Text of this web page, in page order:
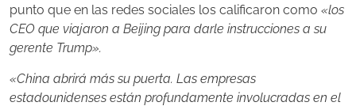
punto que en las redes sociales los calificaron como «los
CEO que viajaron a Beijing para darle instrucciones a su
gerente Trump».
«China abrirá más su puerta. Las empresas
estadounidenses están profundamente involucradas en el